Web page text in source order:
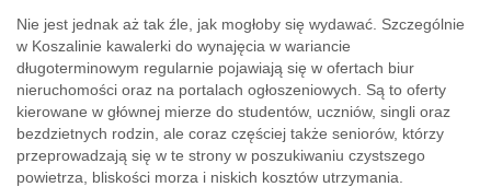
Nie jest jednak aż tak źle, jak mogłoby się wydawać. Szczególnie
w Koszalinie kawalerki do wynajęcia w wariancie
długoterminowym regularnie pojawiają się w ofertach biur
nieruchomości oraz na portalach ogłoszeniowych. Są to oferty
kierowane w głównej mierze do studentów, uczniów, singli oraz
bezdzietnych rodzin, ale coraz częściej także seniorów, którzy
przeprowadzają się w te strony w poszukiwaniu czystszego
powietrza, bliskości morza i niskich kosztów utrzymania.